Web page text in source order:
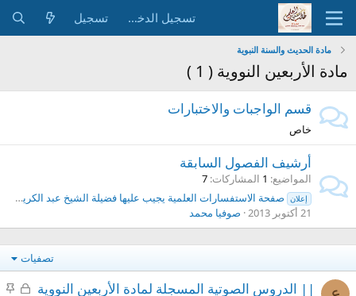
تسجيل الدخول تسجيل
مادة الحديث والسنة النبوية
مادة الأربعين النووية ( 1 )
قسم الواجبات والاختبارات
خاص
أرشيف الفصول السابقة
المواضيع 1 المشاركات 7
إعلان صفحة الاستفسارات العلمية يجيب عليها فضيلة الشيخ عبد الكريم باصويطين// القديمة
21 أكتوبر 2013
صوفيا محمد
تصفيات
م
م
|| الدروس الصوتية المسجلة لمادة الأربعين النووية